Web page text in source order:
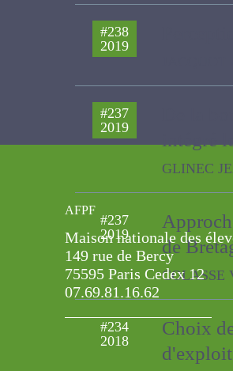
#238
2019
JACQUOT
#237
2019
GLINEC
2019
de
COLASSE
2018
Choix
Blin B. ,
AFPF
Maison nationale des
149 rue de Bercy
75595 Paris Cedex 12
07.69.81.16.62